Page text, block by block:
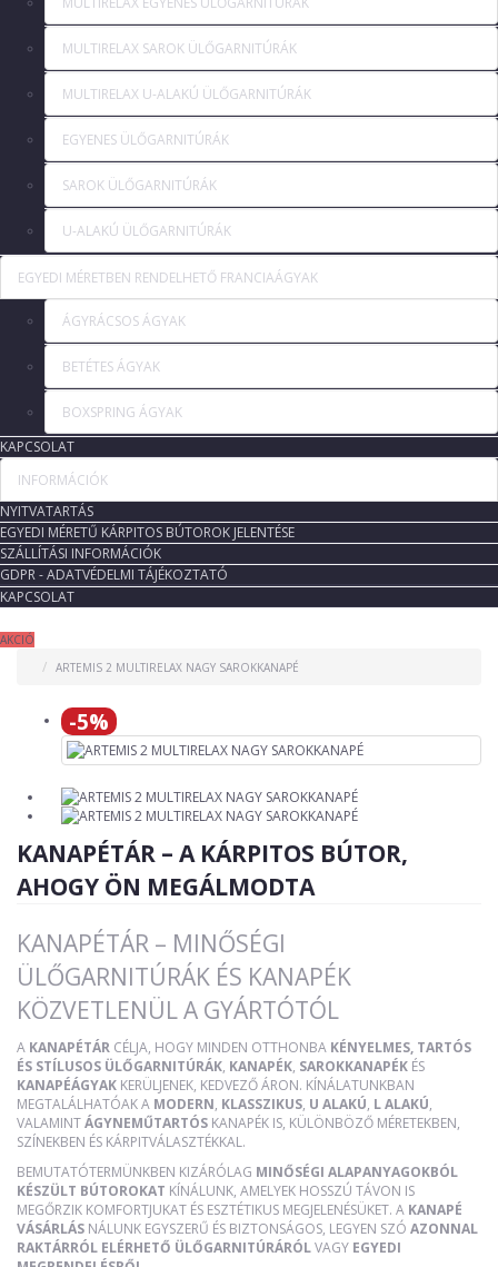
MULTIRELAX SAROK ÜLŐGARNITÚRÁK
MULTIRELAX U-ALAKÚ ÜLŐGARNITÚRÁK
EGYENES ÜLŐGARNITÚRÁK
SAROK ÜLŐGARNITÚRÁK
U-ALAKÚ ÜLŐGARNITÚRÁK
EGYEDI MÉRETBEN RENDELHETŐ FRANCIAÁGYAK
ÁGYRÁCSOS ÁGYAK
BETÉTES ÁGYAK
BOXSPRING ÁGYAK
KAPCSOLAT
INFORMÁCIÓK
NYITVATARTÁS
EGYEDI MÉRETŰ KÁRPITOS BÚTOROK JELENTÉSE
SZÁLLÍTÁSI INFORMÁCIÓK
GDPR - ADATVÉDELMI TÁJÉKOZTATÓ
KAPCSOLAT
AKCIÓ
ARTEMIS 2 MULTIRELAX NAGY SAROKKANAPÉ
-5%
KANAPÉTÁR – A KÁRPITOS BÚTOR,
AHOGY ÖN MEGÁLMODTA
KANAPÉTÁR – MINŐSÉGI
ÜLŐGARNITÚRÁK ÉS KANAPÉK
KÖZVETLENÜL A GYÁRTÓTÓL
A KANAPÉTÁR CÉLJA, HOGY MINDEN OTTHONBA KÉNYELMES, TARTÓS
ÉS STÍLUSOS ÜLŐGARNITÚRÁK, KANAPÉK, SAROKKANAPÉK ÉS
KANAPÉÁGYAK KERÜLJENEK, KEDVEZŐ ÁRON. KÍNÁLATUNKBAN
MEGTALÁLHATÓAK A MODERN, KLASSZIKUS, U ALAKÚ, L ALAKÚ,
VALAMINTÁGYNEMŰTARTÓS KANAPÉK IS, KÜLÖNBÖZŐ MÉRETEKBEN,
SZÍNEKBEN ÉS KÁRPITVÁLASZTÉKKAL.
BEMUTATÓTERMÜNKBEN KIZÁRÓLAG MINŐSÉGI ALAPANYAGOKBÓL
KÉSZÜLT BÚTOROKAT KÍNÁLUNK, AMELYEK HOSSZÚ TÁVON IS
MEGŐRZIK KOMFORTJUKAT ÉS ESZTÉTIKUS MEGJELENÉSÜKET. A KANAPÉ
VÁSÁRLÁS NÁLUNK EGYSZERŰ ÉS BIZTONSÁGOS, LEGYEN SZÓ AZONNAL
RAKTÁRRÓL ELÉRHETŐ ÜLŐGARNITÚRÁRÓLVAGY EGYEDI